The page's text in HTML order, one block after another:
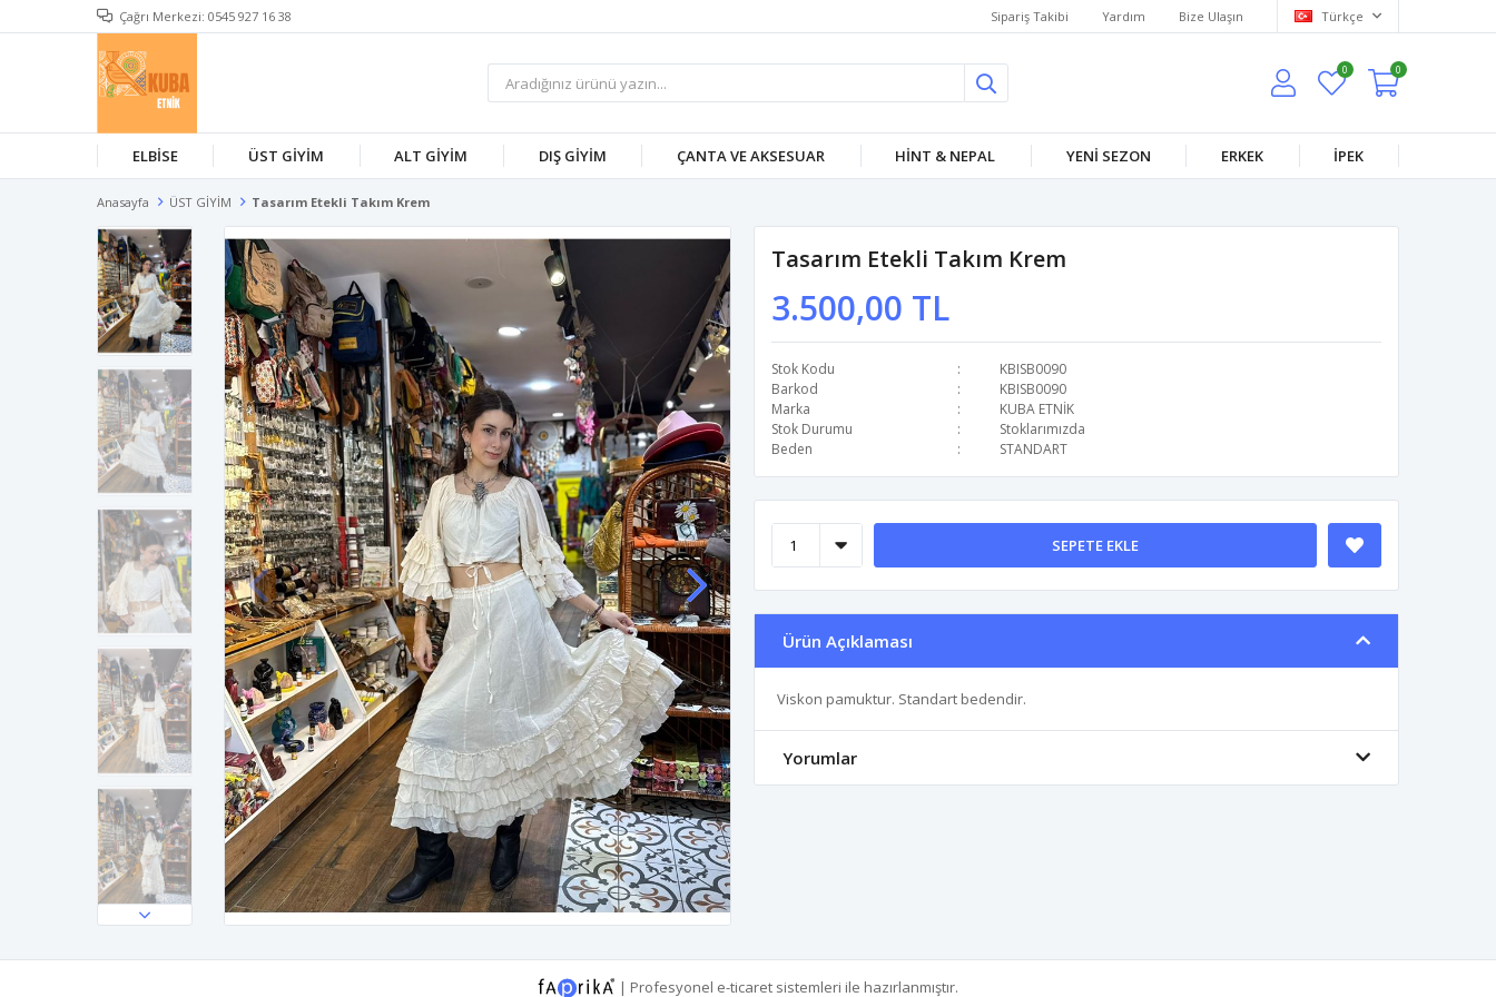
Çağrı Merkezi: 0545 927 16 38 Sipariş Takibi Yardım Bize Ulaşın Türkçe
0 0
ELBİSE ÜST GİYİM ALT GİYİM DIŞ GİYİM ÇANTA VE AKSESUAR HİNT & NEPAL YENİ SEZON ERKEK İPEK
Anasayfa ÜST GİYİM Tasarım Etekli Takım Krem
Tasarım Etekli Takım Krem
3.500,00 TL
Stok Kodu
KBISB0090
Barkod
KBISB0090
Marka
KUBA ETNİK
Stok Durumu
Stoklarımızda
Beden
STANDART
SEPETE EKLE
Ürün Açıklaması
Viskon pamuktur. Standart bedendir.
Yorumlar
| Profesyonel e-ticaret sistemleri ile hazırlanmıştır.